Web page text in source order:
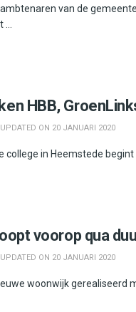
van de
...
HBB,
ON 20 JANUARI 2020
college in Heemstede
voorop qua
ON 20 JANUARI 2020
woonwijk gerealiseerd